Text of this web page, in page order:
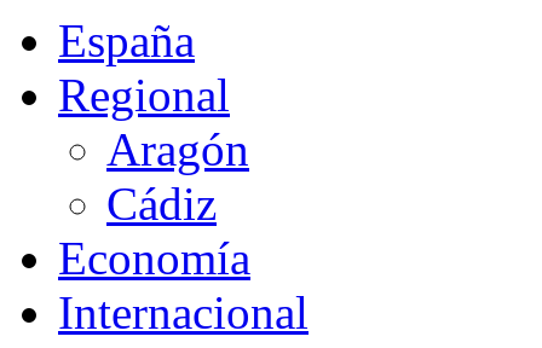
España
Regional
Aragón
Cádiz
Economía
Internacional